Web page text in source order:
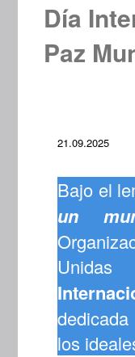
Día
Paz
21.09.2025
Bajo el
un
los